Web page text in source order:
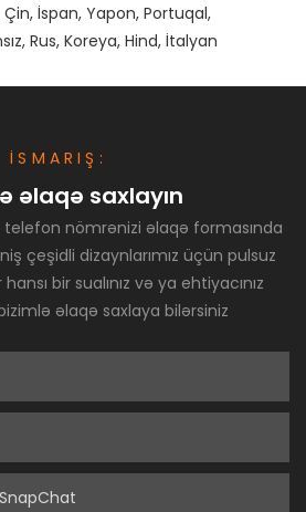
Çin, İspan, Yapon, Portuqal,
İSMARIŞ:
əlaqə saxlayın
nömrənizi əlaqə formasında
çeşidli dizaynlarımız üçün pulsuz
bir sualınız və ya ehtiyacınız
əlaqə saxlaya bilərsiniz